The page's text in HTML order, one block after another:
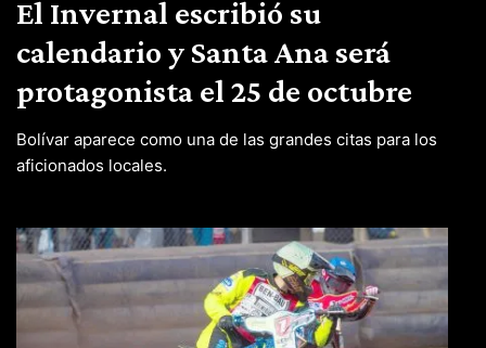
El Invernal escribió su
calendario y Santa Ana será
protagonista el 25 de octubre
Bolívar aparece como una de las grandes citas para los
aficionados locales.